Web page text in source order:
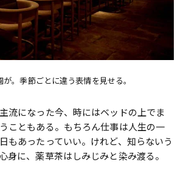
。季節ごとに違う表情を見せる。
流になった今、時にはベッドの上でま
こともある。もちろん仕事は人生の一
もあったっていい。けれど、知らないう
身に、薬草茶はしみじみと染み渡る。